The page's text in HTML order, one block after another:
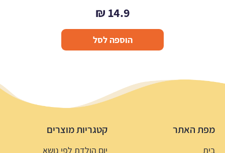
14.9
₪
הוספה לסל
מפת האתר
בית
קטגריות מוצרים
יום הולדת לפי נושא